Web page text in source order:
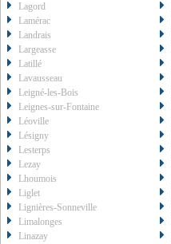
Lagord
Lamérac
Landrais
Largeasse
Latillé
Lavausseau
Leigné-les-Bois
Leignes-sur-Fontaine
Léoville
Lésigny
Lesterps
Lezay
Lhoumois
Liglet
Lignières-Sonneville
Limalonges
Linazay